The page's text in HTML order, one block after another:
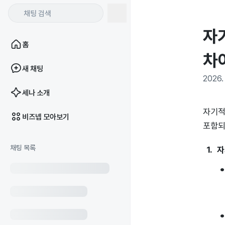
홈
새 채팅
세나 소개
비즈넵 모아보기
채팅 목록
자
차
2026.
자기
포함